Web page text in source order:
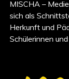
MISCHA –
sich als
Herkunft und
Schülerinnen